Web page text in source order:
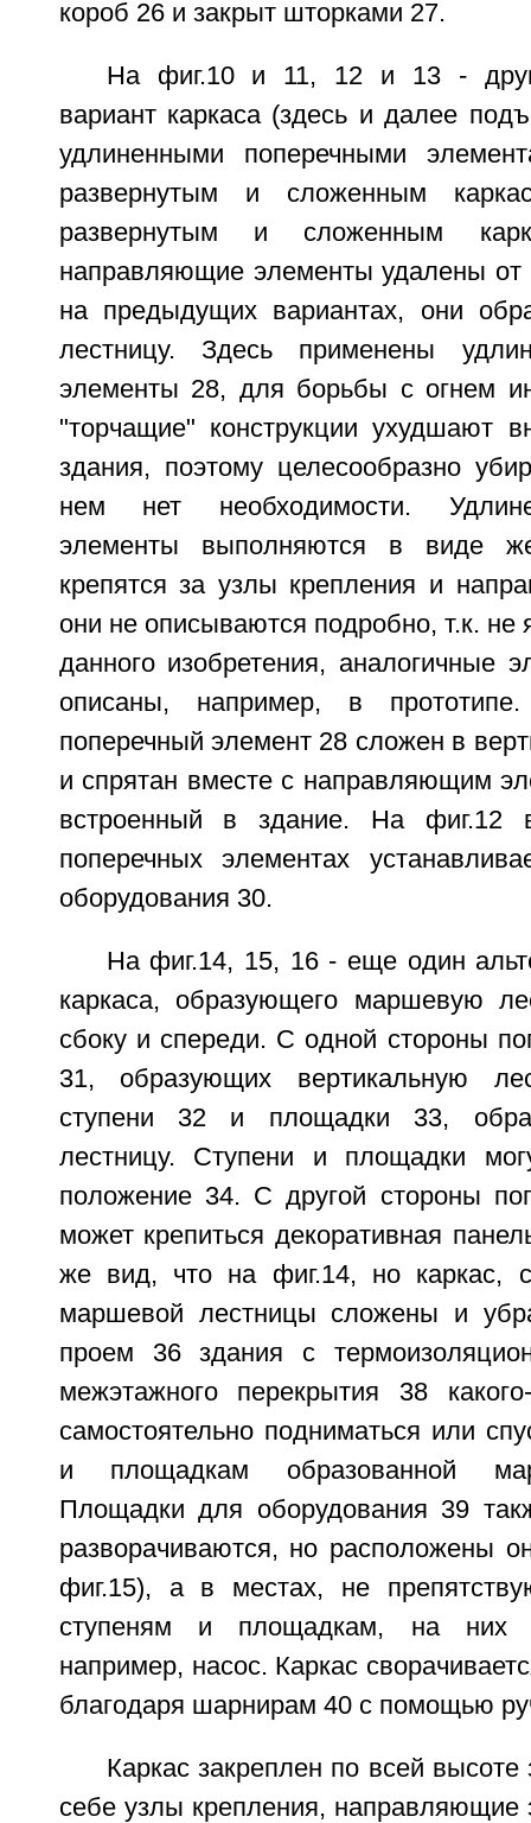
короб 26 и закрыт шторками 27.
На фиг.10 и 11, 12 и 13 -
вариант каркаса (здесь и далее
удлиненными поперечными
развернутым и сложенным
развернутым и сложенным
направляющие элементы удалены
на предыдущих вариантах, они
лестницу. Здесь применены
элементы 28, для борьбы с огнем
"торчащие" конструкции ухудшают
здания, поэтому целесообразно
нем нет необходимости.
элементы выполняются в виде
крепятся за узлы крепления и
они не описываются подробно, т.к.
данного изобретения, аналогичные
описаны, например, в
поперечный элемент 28 сложен в
и спрятан вместе с направляющим
встроенный в здание. На фиг.12
поперечных элементах
оборудования 30.
На фиг.14, 15, 16 - еще один
каркаса, образующего маршевую
сбоку и спереди. С одной стороны
31, образующих вертикальную
ступени 32 и площадки 33,
лестницу. Ступени и площадки
положение 34. С другой стороны
может крепиться декоративная
же вид, что на фиг.14, но каркас,
маршевой лестницы сложены и
проем 36 здания с
межэтажного перекрытия 38
самостоятельно подниматься или
и площадкам образованной
Площадки для оборудования 39
разворачиваются, но расположены
фиг.15), а в местах, не
ступеням и площадкам, на них
например, насос. Каркас
благодаря шарнирам 40 с помощью
Каркас закреплен по всей
себе узлы крепления, направляющие